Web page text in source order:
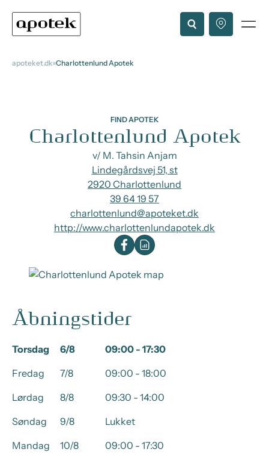
apoteket.dk Charlottenlund Apotek
FIND APOTEK
Charlottenlund Apotek
v/ M. Tahsin Anjam
Lindegårdsvej 51, st
2920 Charlottenlund
39 64 19 57
charlottenlund@apoteket.dk
http://www.charlottenlundapotek.dk
Åbningstider
Torsdag 6/8
09:00 - 17:30
Fredag
7/8
09:00 - 18:00
Lørdag
8/8
09:30 - 14:00
Søndag
9/8
Lukket
Mandag
10/8
09:00 - 17:30